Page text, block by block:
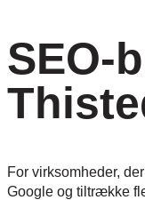
SEO-
For virksomheder,
Google og tiltrække